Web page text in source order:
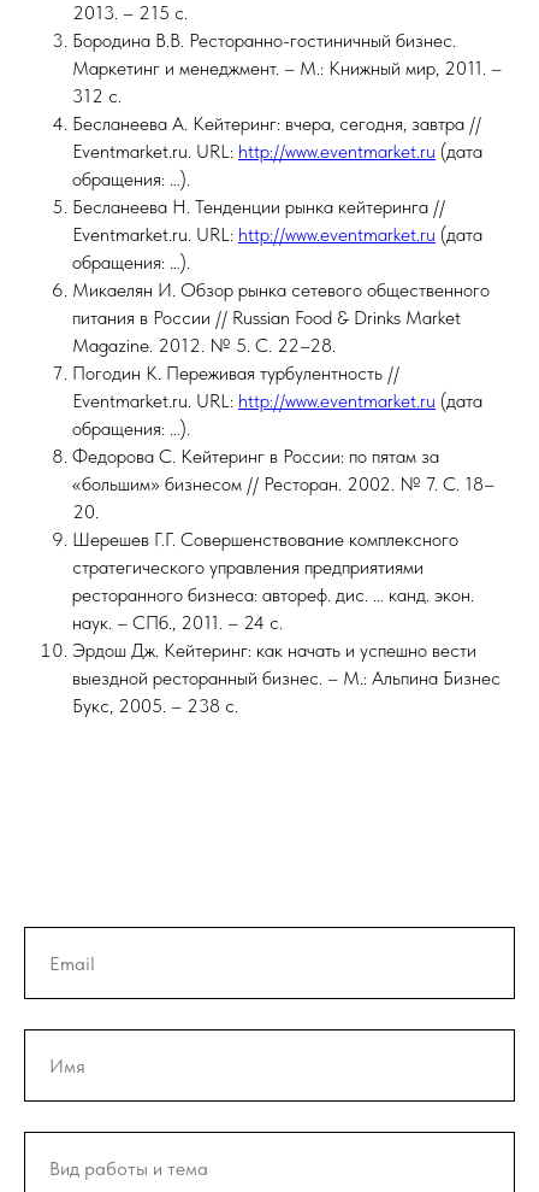
2013. – 215 с.
Бородина В.В. Ресторанно-гостиничный бизнес.
Маркетинг и менеджмент. – М.: Книжный мир, 2011. –
312 с.
Бесланеева А. Кейтеринг: вчера, сегодня, завтра //
Eventmarket.ru. URL: http://www.eventmarket.ru (дата
обращения: …).
Бесланеева Н. Тенденции рынка кейтеринга //
Eventmarket.ru. URL: http://www.eventmarket.ru (дата
обращения: …).
Микаелян И. Обзор рынка сетевого общественного
питания в России // Russian Food & Drinks Market
Magazine. 2012. № 5. С. 22–28.
Погодин К. Переживая турбулентность //
Eventmarket.ru. URL: http://www.eventmarket.ru (дата
обращения: …).
Федорова С. Кейтеринг в России: по пятам за
«большим» бизнесом // Ресторан. 2002. № 7. С. 18–
20.
Шерешев Г.Г. Совершенствование комплексного
стратегического управления предприятиями
ресторанного бизнеса: автореф. дис. … канд. экон.
наук. – СПб., 2011. – 24 с.
Эрдош Дж. Кейтеринг: как начать и успешно вести
выездной ресторанный бизнес. – М.: Альпина Бизнес
Букс, 2005. – 238 с.